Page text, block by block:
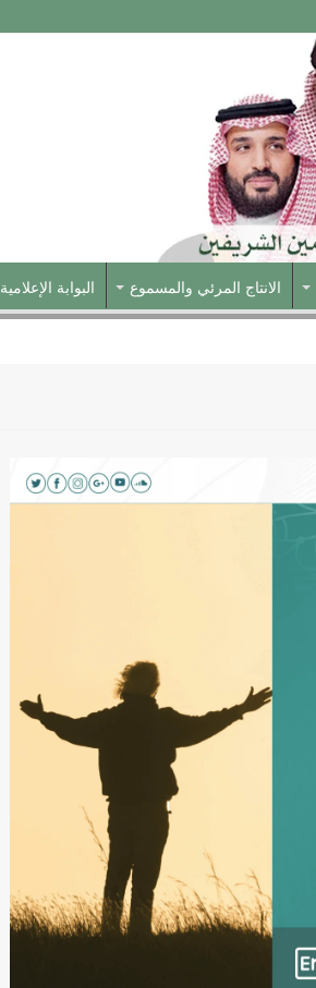
الانتاج المرئي والمسموع البوابة الإعلامية